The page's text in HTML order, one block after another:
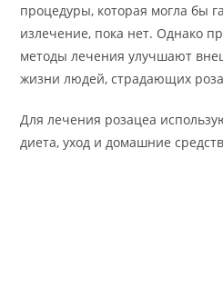
процедуры, которая могла бы
излечение, пока нет. Однако
методы лечения улучшают
жизни людей, страдающих
Для лечения розацеа
диета, уход и домашние